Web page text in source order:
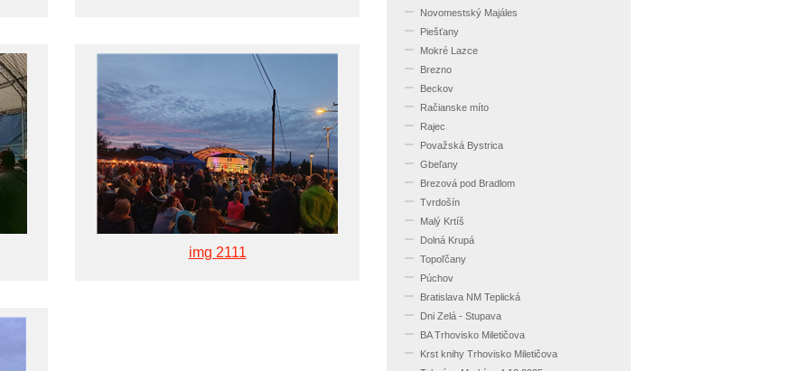
img 2111
Novomestský Majáles
Piešťany
Mokré Lazce
Brezno
Beckov
Račianske míto
Rajec
Považská Bystrica
Gbeľany
Brezová pod Bradlom
Tvrdošín
Malý Krtíš
Dolná Krupá
Topoľčany
Púchov
Bratislava NM Teplická
Dni Zelá - Stupava
BA Trhovisko Miletičova
Krst knihy Trhovisko Miletičova